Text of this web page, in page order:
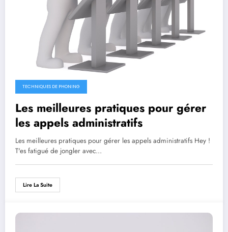
TECHNIQUES DE PHONING
Les meilleures pratiques pour gérer
les appels administratifs
Les meilleures pratiques pour gérer les appels administratifs Hey !
T'es fatigué de jongler avec…
Lire La Suite